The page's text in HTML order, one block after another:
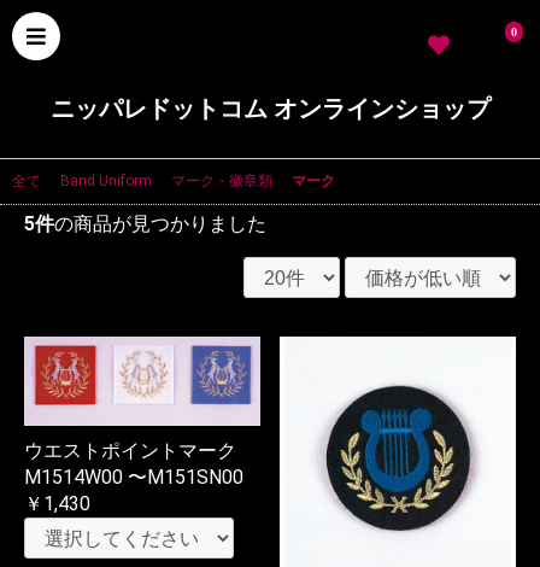
0
ニッパレドットコム オンラインショップ
全て Band Uniform マーク・徽章類 マーク
5件の商品が見つかりました
ウエストポイントマーク
M1514W00 〜M151SN00
￥1,430